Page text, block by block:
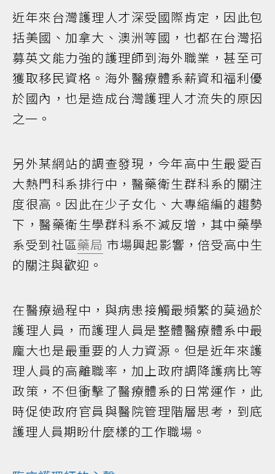
近年來台灣護理人才深受國際肯定，因此包
括美國、加拿大、澳洲等國，也都在台灣招
募英文能力強的護理師到海外職業，甚至可
獲取移民資格。海外醫療體系薪資和福利優
於國內，也是造成台灣護理人才流失的原因
之一。
另外某網站的調查發現，今年高中生最愛百
大熱門科系排行中，醫藥衛生群科系的關注
度很高。因此在少子女化、大專縮編的趨勢
下，醫藥衛生學群科系不減反增，其中藥學
系受到社區藥局 市場興起影響，倍受高中生
的關注與歡迎。
在醫療過程中，與病患接觸最頻繁的莫過於
護理人員，而護理人員是整體醫療體系中最
龐大也是最重要的人力資源。但是近年來護
理人員的高離職率，加上政府調降護病比等
政策，不但衝擊了醫療體系的日常運作，此
時促使政府官員與醫院管理階層思考，到底
護理人員期盼什麼樣的工作職場。